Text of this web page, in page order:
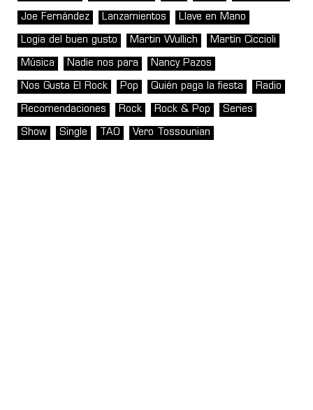
Joe Fernández Lanzamientos Llave en Mano
Logia del buen gusto Martin Wullich Martín Ciccioli
Música Nadie nos para Nancy Pazos
Nos Gusta El Rock Pop Quién paga la fiesta Radio
Recomendaciones Rock Rock & Pop Series
Show Single TAO Vero Tossounian